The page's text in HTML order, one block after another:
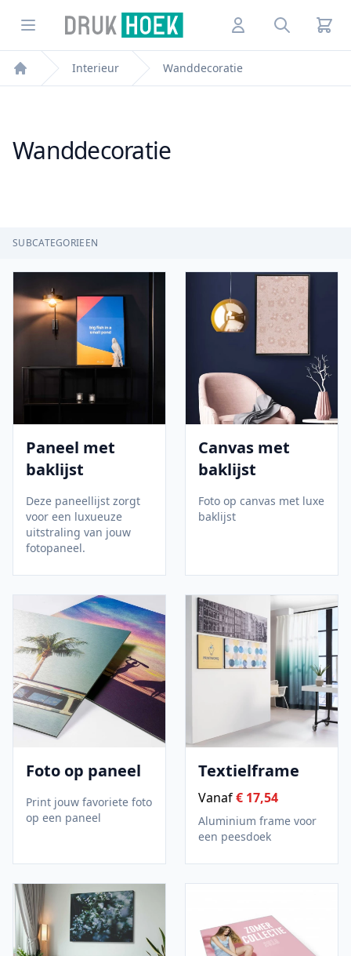
Open menuDrukhoek NL AccountSearch
Home
Interieur Wanddecoratie
Wanddecoratie
Filters
SUBCATEGORIEEN
Paneel met
baklijst
Deze paneellijst zorgt
voor een luxueuze
uitstraling van jouw
fotopaneel.
Canvas met
baklijst
Foto op canvas met luxe
baklijst
Foto op paneel
Print jouw favoriete foto
op een paneel
Textielframe
Vanaf€ 17,54
Aluminium frame voor
een peesdoek